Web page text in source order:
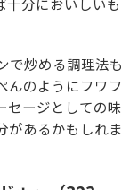
で炒める調理法も
んのようにフワフ
セージとしての味
があるかもしれま